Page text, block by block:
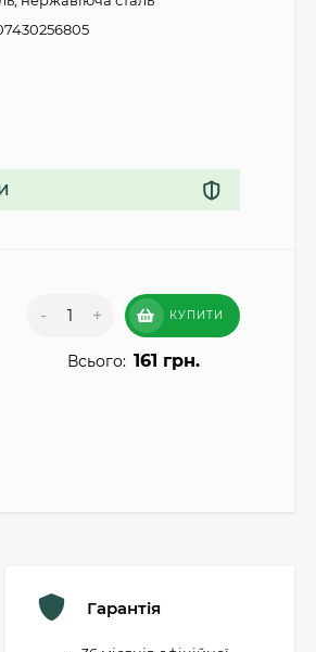
- + КУПИТИ
Всього: 161 грн.
Гарантія